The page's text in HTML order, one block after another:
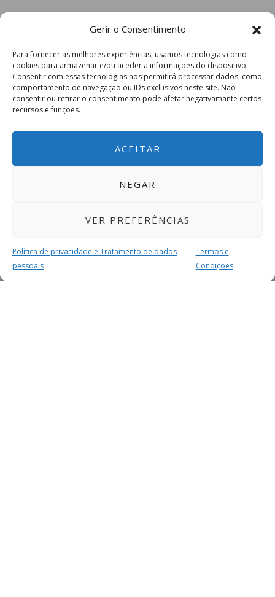
Gerir o Consentimento
Para fornecer as melhores experiências, usamos tecnologias como
cookies para armazenar e/ou aceder a informações do dispositivo.
Consentir com essas tecnologias nos permitirá processar dados, como
comportamento de navegação ou IDs exclusivos neste site. Não
consentir ou retirar o consentimento pode afetar negativamante certos
recursos e funções.
ACEITAR
NEGAR
VER PREFERÊNCIAS
Política de privacidade e Tratamento de dados
pessoais
Termos e
Condições